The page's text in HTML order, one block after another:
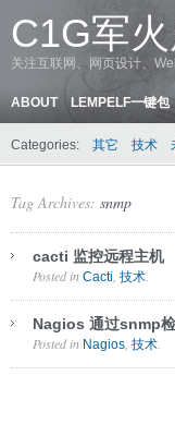
C1G军
关注互联网、网页设计、
ABOUT LEMPELF一键包
Categories: 其它 技术
Tag Archives: snmp
cacti 监控远程主机
Posted in Cacti 技术
Nagios 通过snmp
Posted in Nagios 技术